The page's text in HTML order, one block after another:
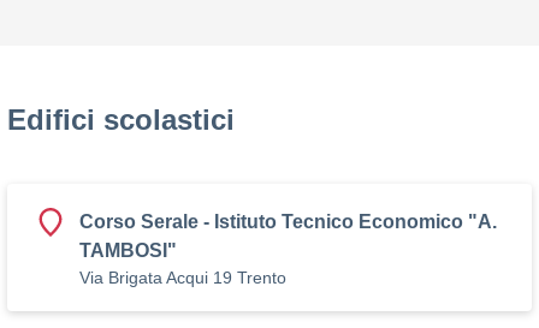
Edifici scolastici
Corso Serale - Istituto Tecnico Economico "A.
TAMBOSI"
Via Brigata Acqui 19 Trento